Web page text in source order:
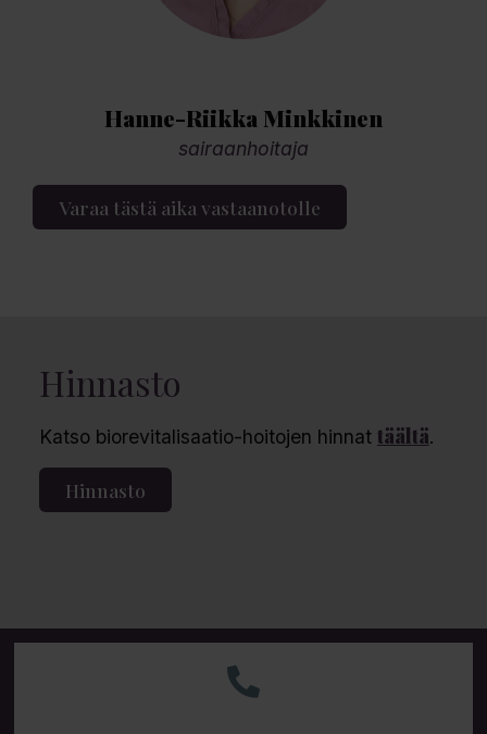
Hanne-Riikka Minkkinen
sairaanhoitaja
Varaa tästä aika vastaanotolle
Hinnasto
Katso biorevitalisaatio-hoitojen hinnat täältä.
Hinnasto